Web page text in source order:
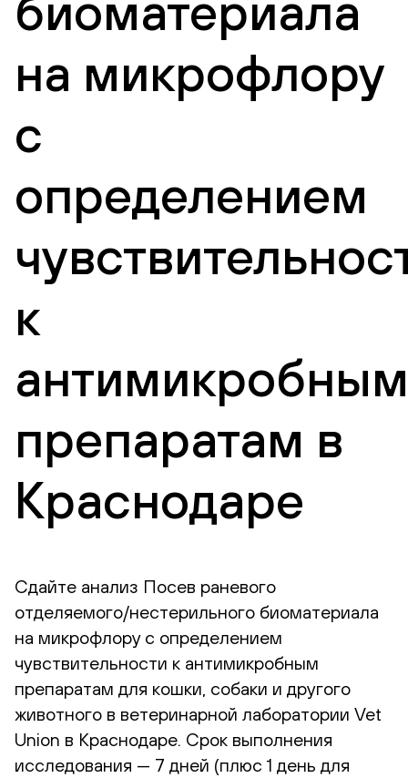
на микрофлору
с
определением
к
антимикробным
препаратам в
Краснодаре
Сдайте анализ Посев раневого
отделяемого/нестерильного биоматериала
на микрофлору с определением
чувствительности к антимикробным
препаратам для кошки, собаки и другого
животного в ветеринарной лаборатории Vet
Union в Краснодаре. Срок выполнения
исследования — 7 дней (плюс 1 день для